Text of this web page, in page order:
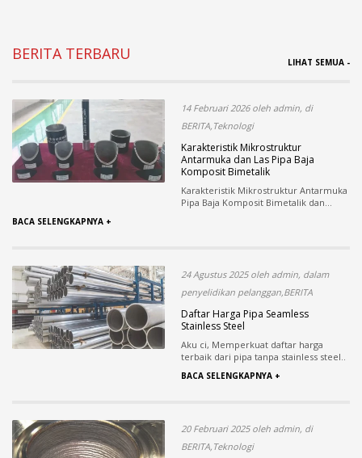
BERITA TERBARU LIHAT SEMUA -
14 Februari 2026 oleh admin, di
BERITA,Teknologi
Karakteristik Mikrostruktur
Antarmuka dan Las Pipa Baja
Komposit Bimetalik
Karakteristik Mikrostruktur Antarmuka
Pipa Baja Komposit Bimetalik dan...
BACA SELENGKAPNYA +
24 Agustus 2025 oleh admin, dalam
penyelidikan pelanggan,BERITA
Daftar Harga Pipa Seamless
Stainless Steel
Aku ci, Memperkuat daftar harga
terbaik dari pipa tanpa stainless steel..
BACA SELENGKAPNYA +
20 Februari 2025 oleh admin, di
BERITA,Teknologi